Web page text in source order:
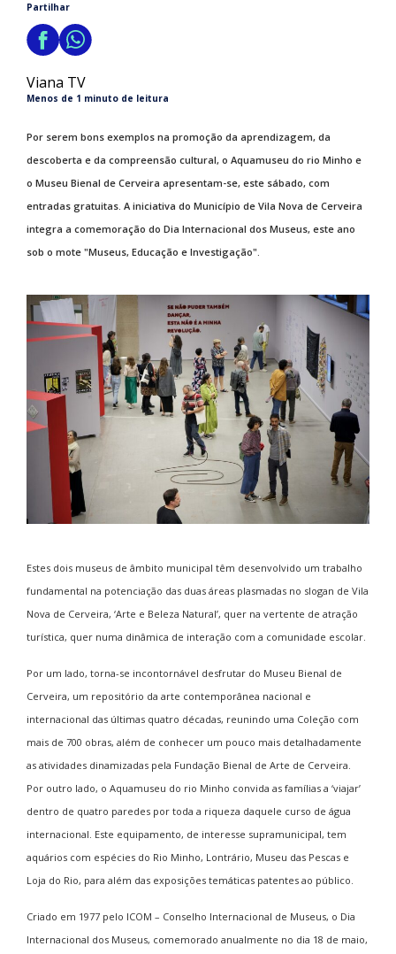
Partilhar
Viana TV
Menos de 1 minuto de leitura
Por serem bons exemplos na promoção da aprendizagem, da
descoberta e da compreensão cultural, o Aquamuseu do rio Minho e
o Museu Bienal de Cerveira apresentam-se, este sábado, com
entradas gratuitas. A iniciativa do Município de Vila Nova de Cerveira
integra a comemoração do Dia Internacional dos Museus, este ano
sob o mote "Museus, Educação e Investigação".
Estes dois museus de âmbito municipal têm desenvolvido um trabalho
fundamental na potenciação das duas áreas plasmadas no slogan de Vila
Nova de Cerveira, ‘Arte e Beleza Natural’, quer na vertente de atração
turística, quer numa dinâmica de interação com a comunidade escolar.
Por um lado, torna-se incontornável desfrutar do Museu Bienal de
Cerveira, um repositório da arte contemporânea nacional e
internacional das últimas quatro décadas, reunindo uma Coleção com
mais de 700 obras, além de conhecer um pouco mais detalhadamente
as atividades dinamizadas pela Fundação Bienal de Arte de Cerveira.
Por outro lado, o Aquamuseu do rio Minho convida as famílias a ‘viajar’
dentro de quatro paredes por toda a riqueza daquele curso de água
internacional. Este equipamento, de interesse supramunicipal, tem
aquários com espécies do Rio Minho, Lontrário, Museu das Pescas e
Loja do Rio, para além das exposições temáticas patentes ao público.
Criado em 1977 pelo ICOM – Conselho Internacional de Museus, o Dia
Internacional dos Museus, comemorado anualmente no dia 18 de maio,